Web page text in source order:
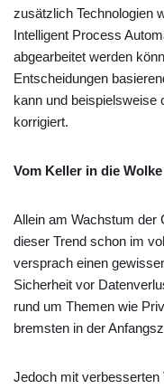
zusätzlich Technologien
Intelligent Process
abgearbeitet werden
Entscheidungen
kann und beispielsweise
korrigiert.
Vom Keller in die Wolke
Allein am Wachstum der
dieser Trend schon im
versprach einen
Sicherheit vor
rund um Themen wie
bremsten in der
Jedoch mit verbesserten